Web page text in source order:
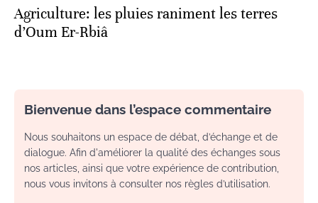
Agriculture: les pluies raniment les terres
d’Oum Er-Rbiâ
Bienvenue dans l’espace commentaire
Nous souhaitons un espace de débat, d’échange et de
dialogue. Afin d'améliorer la qualité des échanges sous
nos articles, ainsi que votre expérience de contribution,
nous vous invitons à consulter nos règles d’utilisation.